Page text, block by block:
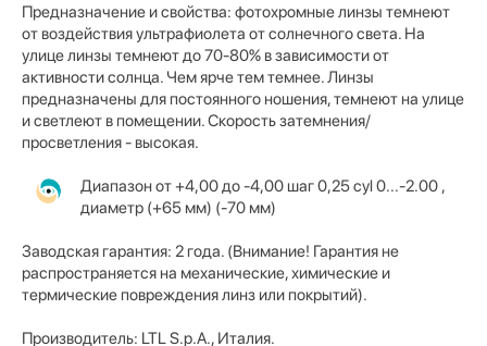
Предназначение и свойства: фотохромные линзы темнеют
от воздействия ультрафиолета от солнечного света. На
улице линзы темнеют до 70-80% в зависимости от
активности солнца. Чем ярче тем темнее. Линзы
предназначены для постоянного ношения, темнеют на улице
и светлеют в помещении. Скорость затемнения/
просветления - высокая.
Диапазон от +4,00 до -4,00 шаг 0,25 cyl 0...-2.00 ,
диаметр (+65 мм) (-70 мм)
Заводская гарантия: 2 года. (Внимание! Гарантия не
распространяется на механические, химические и
термические повреждения линз или покрытий).
Производитель: LTL S.p.A., Италия.